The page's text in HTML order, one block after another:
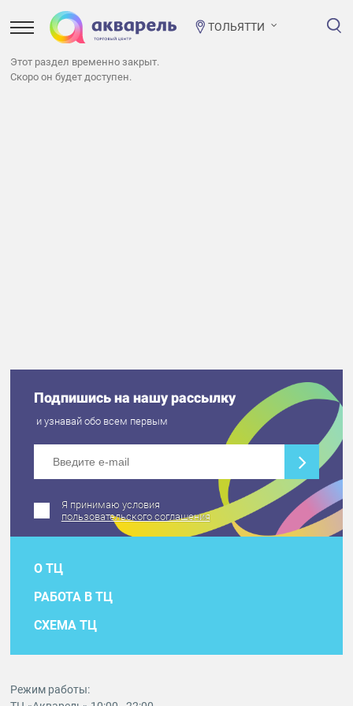
ТОЛЬЯТТИ
Этот раздел временно закрыт.
Скоро он будет доступен.
Подпишись на нашу рассылку
и узнавай обо всем первым
Я принимаю условия
пользовательского соглашения
О ТЦ
РАБОТА В ТЦ
СХЕМА ТЦ
Режим работы: